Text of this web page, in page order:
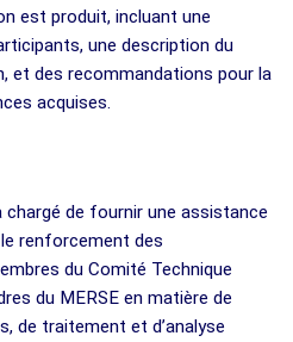
est produit, incluant une
une description du
et des recommandations pour la
acquises.
de fournir une assistance
renforcement des
du Comité Technique
du MERSE en matière de
de traitement et d’analyse